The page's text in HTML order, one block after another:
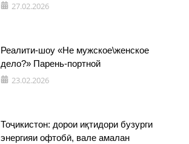
27.02.2026
Реалити-шоу «Не мужское\женское
дело?» Парень-портной
23.02.2026
Тоҷикистон: дорои иқтидори бузурги
энергияи офтобӣ, вале амалан